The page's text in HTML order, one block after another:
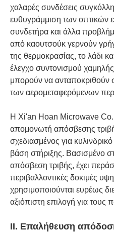
χαλαρές συνδέσεις
ευθυγράμμιση των οπτικών
συνδετήρα και άλλα
από καουτσούκ γερνούν
της θερμοκρασίας, το λάδι
έλεγχο συντονισμού
μπορούν να ανταποκριθούν
των αερομεταφερόμενων
Η Xi'an Hoan Microwave Co.
απομονωτή απόσβεσης
σχεδιασμένος για
βάση στήριξης. Βασισμένο
απόσβεση τριβής, έχει
περιβαλλοντικές δοκιμές
χρησιμοποιούνται ευρέως
αξιόπιστη επιλογή για τους
II. Επαλήθευση